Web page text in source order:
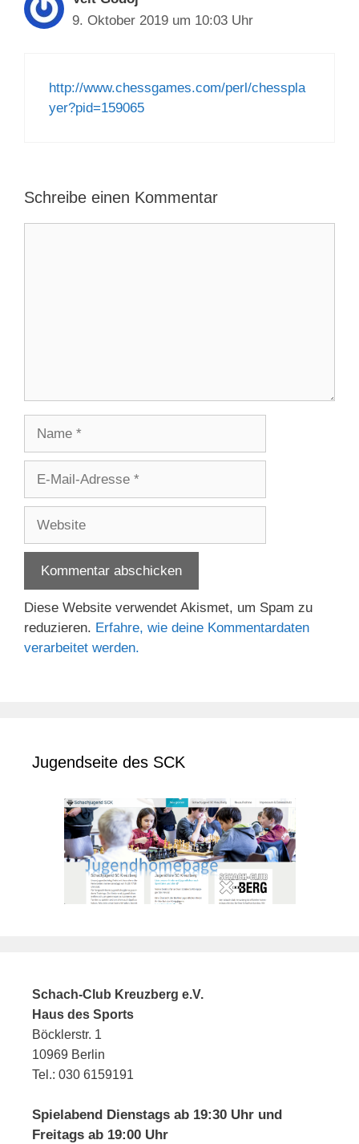
9. Oktober 2019 um 10:03 Uhr
http://www.chessgames.com/perl/chesspla
yer?pid=159065
Schreibe einen Kommentar
Adresse
Diese Website verwendet Akismet, um Spam zu
reduzieren. Erfahre, wie deine Kommentardaten
verarbeitet werden.
Jugendseite des SCK
Schach-Club Kreuzberg e.V.
Haus des Sports
Böcklerstr. 1
10969 Berlin
Tel.: 030 6159191
Spielabend Dienstags ab 19:30 Uhr und
Freitags ab 19:00 Uhr